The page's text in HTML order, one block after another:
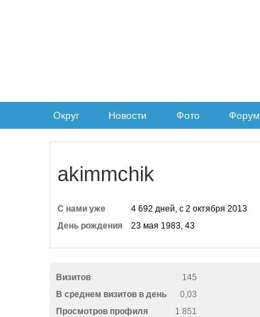
Округ Новости Фото Форум
akimmchik
С нами уже
4 692 дней, с 2 октября 2013
День рождения
23 мая 1983, 43
Визитов
145
В среднем визитов в день
0,03
Просмотров профиля
1 851